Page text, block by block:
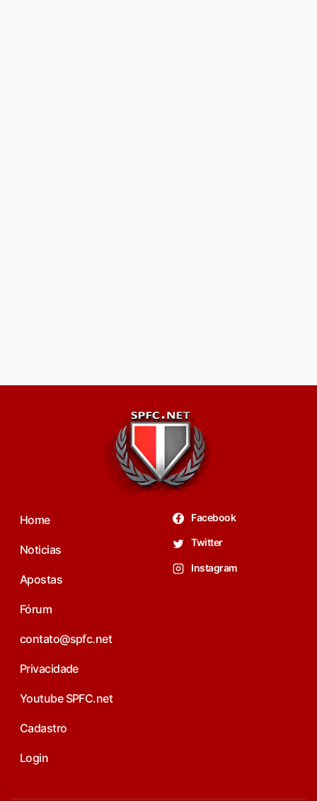
Home
Noticias
Apostas
Fórum
contato@spfc.net
Privacidade
Youtube SPFC.net
Cadastro
Login
Facebook
Twitter
Instagram